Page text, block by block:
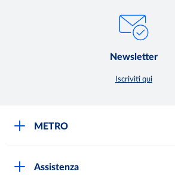
Newsletter
Iscriviti qui
METRO
Assistenza